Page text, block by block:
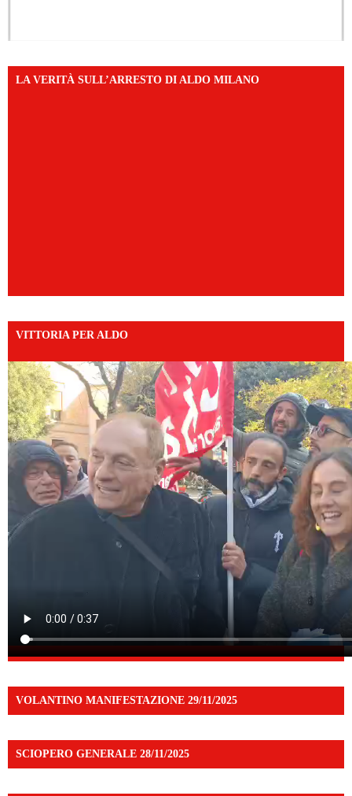
LA VERITÀ SULL’ARRESTO DI ALDO MILANO
VITTORIA PER ALDO
VOLANTINO MANIFESTAZIONE 29/11/2025
SCIOPERO GENERALE 28/11/2025